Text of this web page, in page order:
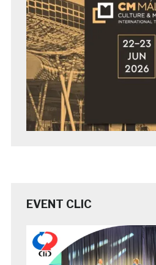
EVENT CLIC